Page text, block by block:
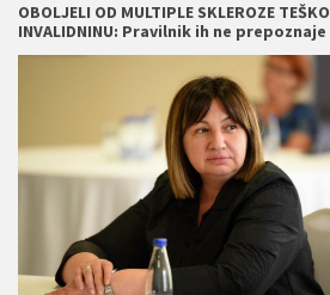
OBOLJELI OD MULTIPLE SKLEROZE
INVALIDNINU: Pravilnik ih ne prepoznaje